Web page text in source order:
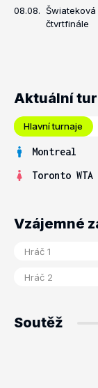
08.08.
čtvrtfinále
Aktuální
Hlavní turnaje
Montreal
Toronto WTA
Vzájemné
Soutěž